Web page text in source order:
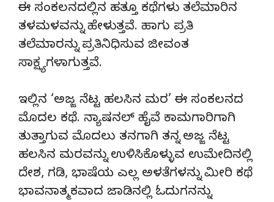
ಈ ಸಂಕಲನದಲ್ಲಿನ ಹತ್ತೂ ಕಥೆಗಳು ತಲೆಮಾರಿನ
ತಳಮಳವನ್ನು ಹೇಳುತ್ತವೆ. ಹಾಗು ಪ್ರತಿ
ತಲೆಮಾರನ್ನು ಪ್ರತಿನಿಧಿಸುವ ಜೀವಂತ
ಸಾಕ್ಷ್ಯಗಳಾಗುತ್ತವೆ.
ಇಲ್ಲಿನ ‘ಅಜ್ಜ ನೆಟ್ಟ ಹಲಸಿನ ಮರ’ ಈ ಸಂಕಲನದ
ಮೊದಲ ಕಥೆ. ನ್ಯಾಷನಲ್ ಹೈವೆ ಕಾಮಗಾರಿಗಾಗಿ
ತುತ್ತಾಗುವ ಮೊದಲು ತನಗಾಗಿ ತನ್ನ ಅಜ್ಜ ನೆಟ್ಟ
ಹಲಸಿನ ಮರವನ್ನು ಉಳಿಸಿಕೊಳ್ಳುವ ಉಮೇದಿನಲ್ಲಿ
ದೇಶ, ಗಡಿ, ಭಾಷೆಯ ಎಲ್ಲ ಅಳತೆಗಳನ್ನು ಮೀರಿ ಕಥೆ
ಭಾವನಾತ್ಮಕವಾದ ಜಾಡಿನಲ್ಲಿ ಓದುಗನನ್ನು